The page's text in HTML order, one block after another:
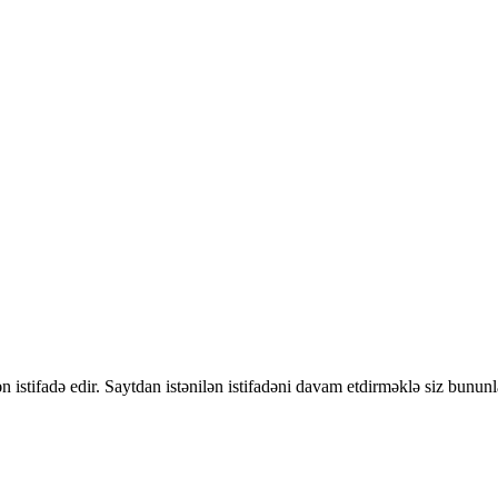
edir. Saytdan istənilən istifadəni davam etdirməklə siz